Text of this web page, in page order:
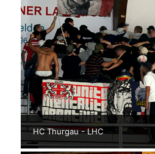
HC Thurgau - LHC